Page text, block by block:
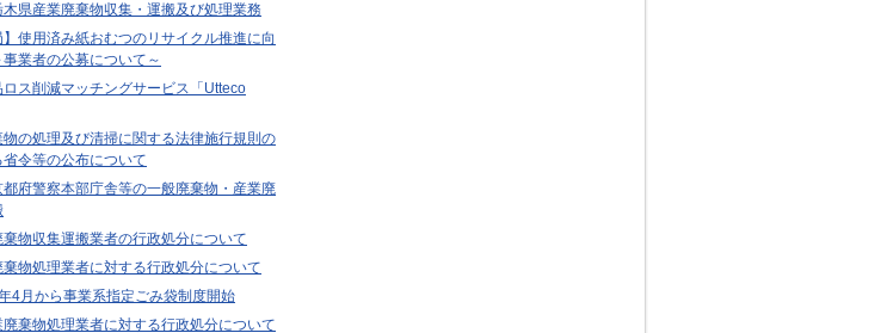
木県産業廃棄物収集・運搬及び処理業務
】使用済み紙おむつのリサイクル推進に向
業者の公募について～
ロス削減マッチングサービス「Utteco
物の処理及び清掃に関する法律施行規則の
令等の公布について
都府警察本部庁舎等の一般廃棄物・産業廃
物収集運搬業者の行政処分について
物処理業者に対する行政処分について
月から事業系指定ごみ袋制度開始
棄物処理業者に対する行政処分について